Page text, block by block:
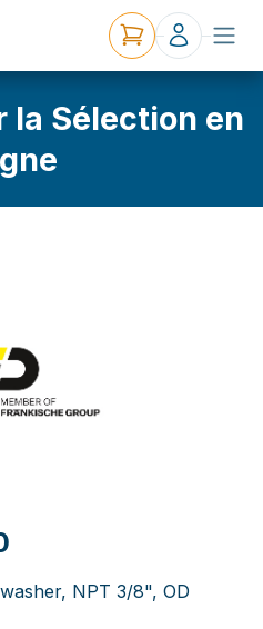
la Sélection en
NPT 3/8", OD